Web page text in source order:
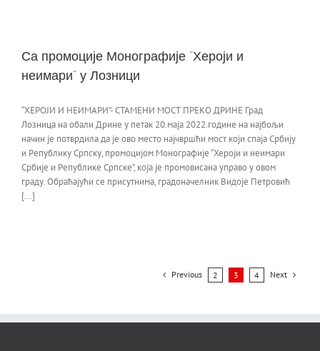
Са промоције Монографије “Хероји и
неимари” у Лозници
“ХЕРОЈИ И НЕИМАРИ”- СТАМЕНИ МОСТ ПРЕКО ДРИНЕ Град
Лозница на обали Дрине у петак 20.маја 2022.године на најбољи
начин је потврдила да је ово место најчвршћи мост који спаја Србију
и Републику Српску, промоцијом Монографије “Хероји и неимари
Србије и Републике Српске”, која је промовисана управо у овом
граду. Обраћајући се присутнима, градоначелник Видоје Петровић
[...]
Previous 2 3 4 Next